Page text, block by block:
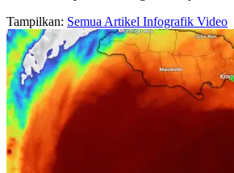
Tampilkan: Semua Artikel Infografik Video